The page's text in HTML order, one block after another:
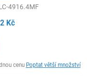
4916.4MF
Kč
cenu Poptat větší množství